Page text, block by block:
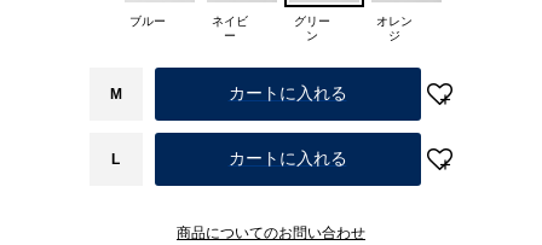
ブルー
ネイビ
ー
グリー
ン
オレン
ジ
M カートに入れる
L カートに入れる
商品についてのお問い合わせ